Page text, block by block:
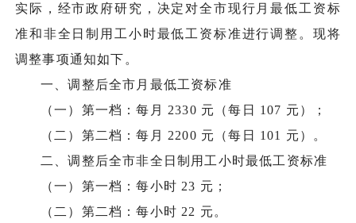
实际，经市政府研究，决定对全市现行月最低工资标
准和非全日制用工小时最低工资标准进行调整。现将
调整事项通知如下。
一、调整后全市月最低工资标准
（一）第一档：每月 2330 元（每日 107 元）；
（二）第二档：每月 2200 元（每日 101 元）。
二、调整后全市非全日制用工小时最低工资标准
（一）第一档：每小时 23 元；
（二）第二档：每小时 22 元。